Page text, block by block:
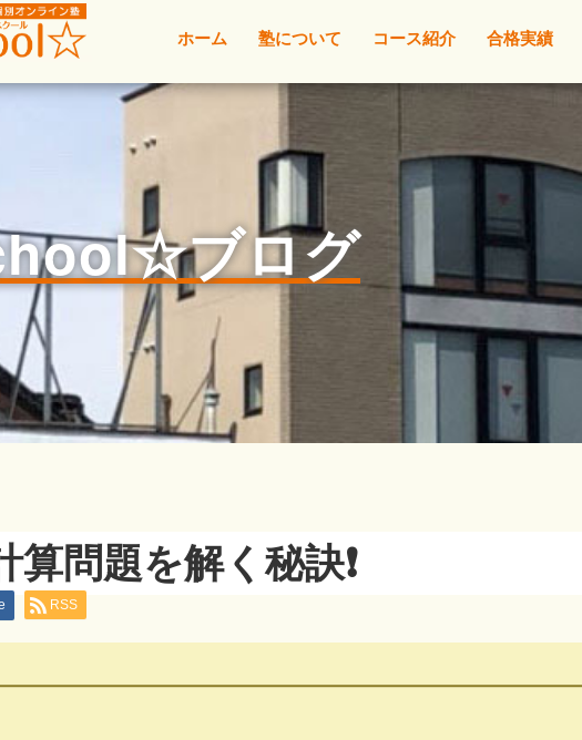
ホーム 塾について コース紹介 合格実績
ブログ
算問題を解く秘訣❗️
RSS